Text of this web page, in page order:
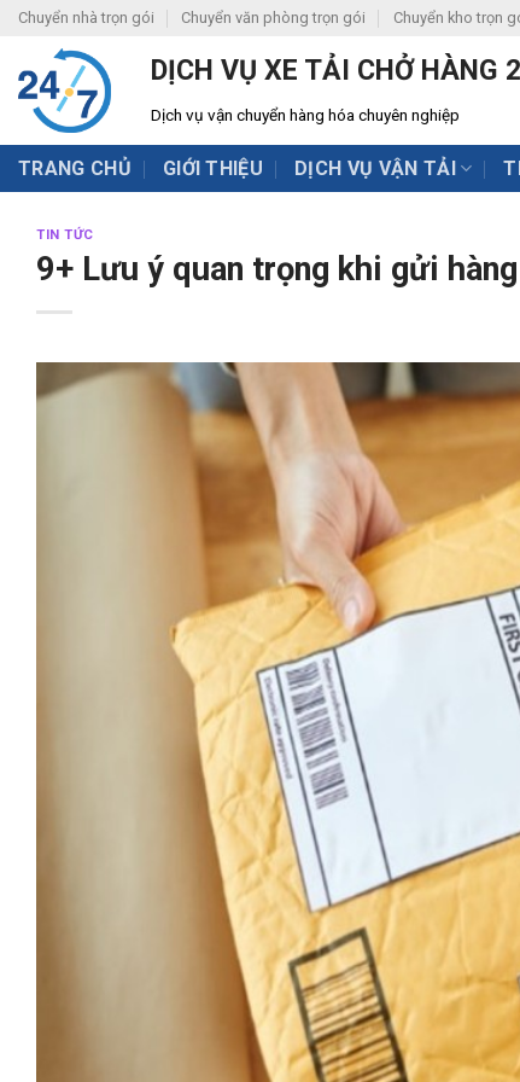
Skip
content
Chuyển nhà trọn gói Chuyển văn phòng trọn gói Chuyển kho trọn
DỊCH VỤ XE TẢI CHỞ HÀNG
Dịch vụ vận chuyển hàng hóa chuyên nghiệp
TRANG CHỦ GIỚI THIỆU DỊCH VỤ VẬN TẢI
TIN TỨC
9+ Lưu ý quan trọng khi gửi